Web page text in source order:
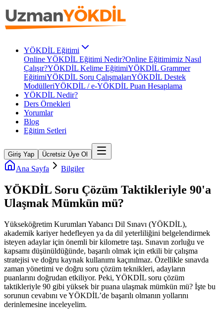
YÖKDİL Eğitimi
Online YÖKDİL Eğitimi Nedir?Online Eğitimimiz Nasıl
Çalışır?YÖKDİL Kelime EğitimiYÖKDİL Grammer
EğitimiYÖKDİL Soru ÇalışmalarıYÖKDİL Destek
ModülleriYÖKDİL / e-YÖKDİL Puan Hesaplama
YÖKDİL Nedir?
Ders Örnekleri
Yorumlar
Blog
Eğitim Setleri
Giriş Yap Ücretsiz Üye Ol
Ana Sayfa Bilgiler
YÖKDİL Soru Çözüm Taktikleriyle 90'a
Ulaşmak Mümkün mü?
Yükseköğretim Kurumları Yabancı Dil Sınavı (YÖKDİL),
akademik kariyer hedefleyen ya da dil yeterliliğini belgelendirmek
isteyen adaylar için önemli bir kilometre taşı. Sınavın zorluğu ve
kapsamı düşünüldüğünde, başarılı olmak için etkili bir çalışma
stratejisi ve doğru kaynak kullanımı kaçınılmaz. Özellikle sınavda
zaman yönetimi ve doğru soru çözüm teknikleri, adayların
puanlarını doğrudan etkiliyor. Peki, YÖKDİL soru çözüm
taktikleriyle 90 gibi yüksek bir puana ulaşmak mümkün mü? İşte bu
sorunun cevabını ve YÖKDİL’de başarılı olmanın yollarını
derinlemesine inceleyelim.